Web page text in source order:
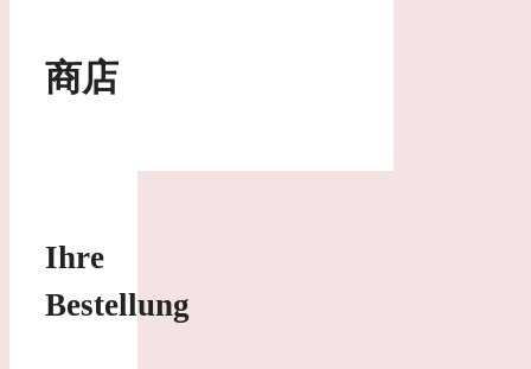
商店
Ihre
Bestellung